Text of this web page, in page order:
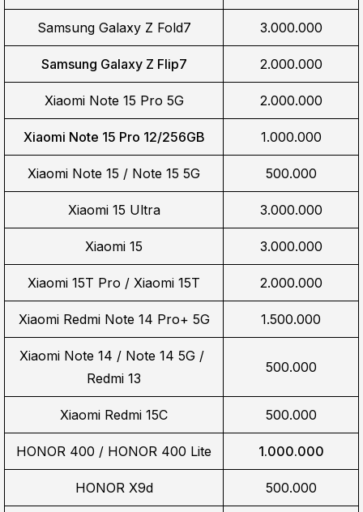
Samsung Galaxy Z Fold7 3.000.000
Samsung Galaxy Z Flip7 2.000.000
Xiaomi Note 15 Pro 5G 2.000.000
Xiaomi Note 15 Pro 12/256GB 1.000.000
Xiaomi Note 15 / Note 15 5G 500.000
Xiaomi 15 Ultra 3.000.000
Xiaomi 15 3.000.000
Xiaomi 15T Pro / Xiaomi 15T 2.000.000
Xiaomi Redmi Note 14 Pro+ 5G 1.500.000
Xiaomi Note 14 / Note 14 5G /
Redmi 13
500.000
Xiaomi Redmi 15C 500.000
HONOR 400 / HONOR 400 Lite 1.000.000
HONOR X9d 500.000